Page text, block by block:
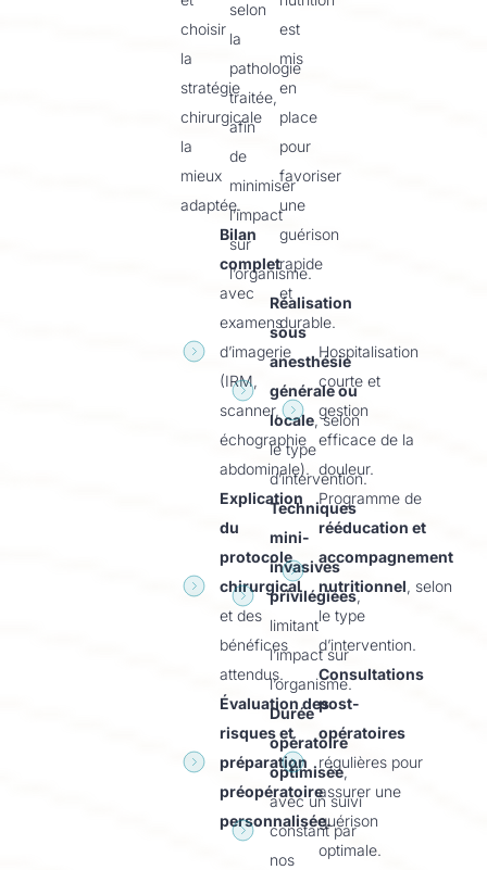
choisir
la
stratégie
chirurgicale
la
mieux
adaptée.
Bilan
complet
avec
examens
d’imagerie
(IRM,
scanner,
échographie
abdominale).
Explication
du
protocole
chirurgical
et des
bénéfices
attendus.
Évaluation des
risques et
préparation
préopératoire
personnalisée.
selon
la
pathologie
traitée,
afin
de
minimiser
l’impact
sur
l’organisme.
Réalisation
sous
anesthésie
générale ou
locale, selon
le type
d’intervention.
Techniques
mini-
invasives
privilégiées,
limitant
l’impact sur
l’organisme.
Durée
opératoire
optimisée,
avec un suivi
constant par
nos
est
mis
en
place
pour
favoriser
une
guérison
rapide
et
durable.
Hospitalisation
courte et
gestion
efficace de la
douleur.
Programme de
rééducation et
accompagnement
nutritionnel, selon
le type
d’intervention.
Consultations
post-
opératoires
régulières pour
assurer une
guérison
optimale.